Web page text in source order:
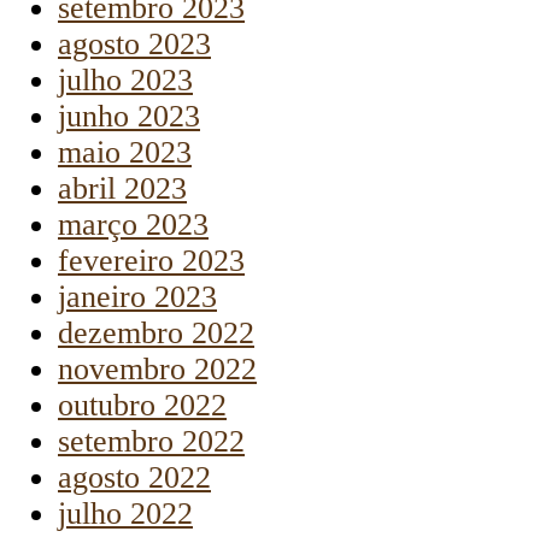
setembro 2023
agosto 2023
julho 2023
junho 2023
maio 2023
abril 2023
março 2023
fevereiro 2023
janeiro 2023
dezembro 2022
novembro 2022
outubro 2022
setembro 2022
agosto 2022
julho 2022